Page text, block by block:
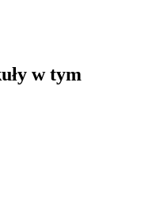
w tym